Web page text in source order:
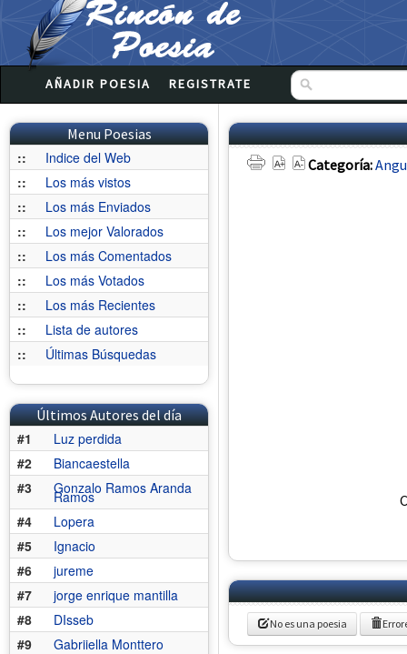
AÑADIR POESIA REGISTRATE
Menu Poesias
::
Indice del Web
::
Los más vistos
::
Los más Enviados
::
Los mejor Valorados
::
Los más Comentados
::
Los más Votados
::
Los más Recientes
::
Lista de autores
::
Últimas Búsquedas
Últimos Autores del día
#1
Luz perdida
#2
Biancaestella
#3
Gonzalo Ramos Aranda
Ramos
#4
Lopera
#5
Ignacio
#6
jureme
#7
jorge enrique mantilla
#8
DIsseb
#9
Gabriiella Monttero
Categoría:
No es una poesia